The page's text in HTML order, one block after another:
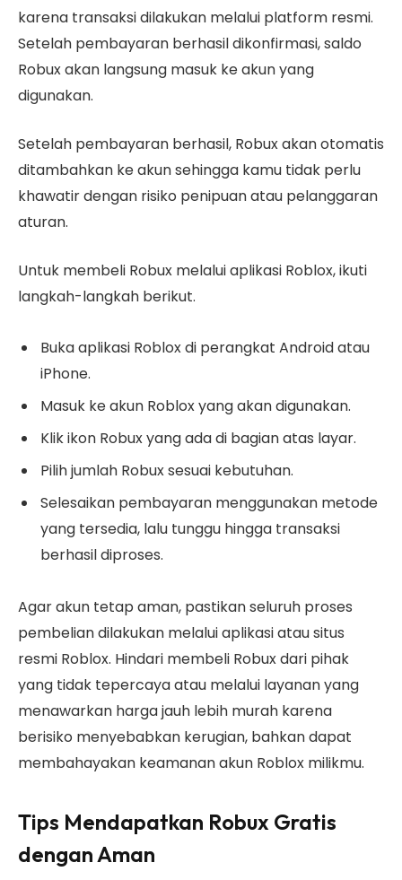
karena transaksi dilakukan melalui platform resmi.
Setelah pembayaran berhasil dikonfirmasi, saldo
Robux akan langsung masuk ke akun yang
digunakan.
Setelah pembayaran berhasil, Robux akan otomatis
ditambahkan ke akun sehingga kamu tidak perlu
khawatir dengan risiko penipuan atau pelanggaran
aturan.
Untuk membeli Robux melalui aplikasi Roblox, ikuti
langkah-langkah berikut.
Buka aplikasi Roblox di perangkat Android atau
iPhone.
Masuk ke akun Roblox yang akan digunakan.
Klik ikon Robux yang ada di bagian atas layar.
Pilih jumlah Robux sesuai kebutuhan.
Selesaikan pembayaran menggunakan metode
yang tersedia, lalu tunggu hingga transaksi
berhasil diproses.
Agar akun tetap aman, pastikan seluruh proses
pembelian dilakukan melalui aplikasi atau situs
resmi Roblox. Hindari membeli Robux dari pihak
yang tidak tepercaya atau melalui layanan yang
menawarkan harga jauh lebih murah karena
berisiko menyebabkan kerugian, bahkan dapat
membahayakan keamanan akun Roblox milikmu.
Tips Mendapatkan Robux Gratis
dengan Aman